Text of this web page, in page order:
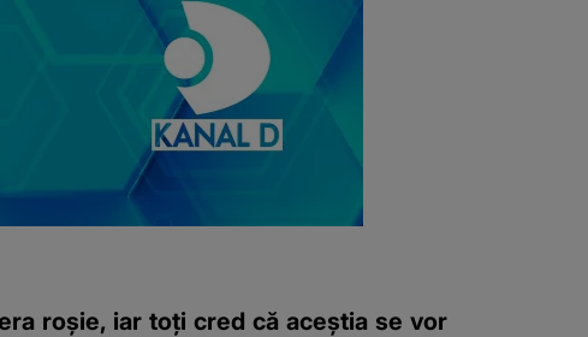
roșie, iar toți cred că aceștia se vor